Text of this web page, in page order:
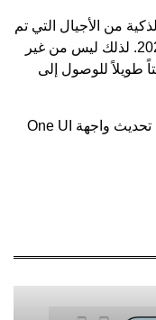
من الأجيال التي تم
إصدارها في السنوات التي سبقت عام 2023. لذلك ليس من غير
طويلاً للوصول إلى
هل هاتفك بين الهواتف التي ستحصل على تحديث واجهة One UI